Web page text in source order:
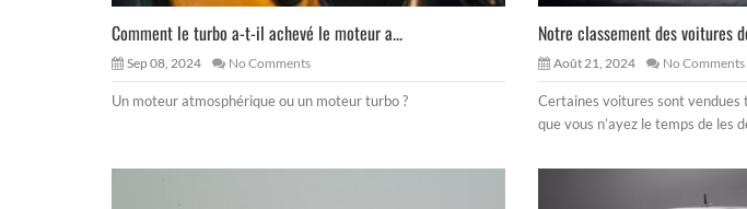
Comment le turbo a-t-il achevé le moteur a...
Sep 08, 2024 No Comments
Un moteur atmosphérique ou un moteur turbo ?
Notre classement des voitures
Août 21, 2024 No Comments
Certaines voitures sont
que vous n’ayez le temps de les